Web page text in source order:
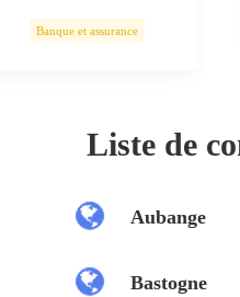
Banque et assurance
Liste de
Aubange
Bastogne